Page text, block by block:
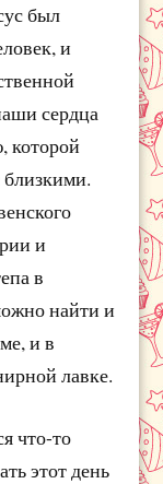
был
и
сердца
которой
близкими.
и
в
найти и
и в
лавке.
что-то
этот день